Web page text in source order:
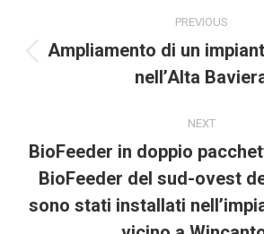
navigation
PREVIOUS
Previous
post:
Ampliamento di un
nell’Alta
NEXT
Next
post:
BioFeeder in doppio
BioFeeder del sud-ovest
sono stati installati